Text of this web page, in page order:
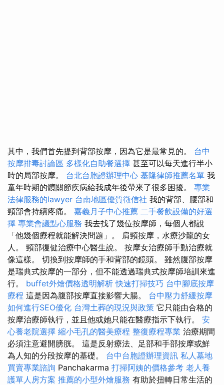
其中，我們首先提到背部按摩，因為它是最常見的。 台中
按摩排毒討論區 多樣化自助餐選擇 甚至可以每天進行半小
時的局部按摩。 台北台胞證辦理中心 基隆律師推薦名單 我
童年時期的髖關節疾病給我成年後帶來了很多困擾。 專業
法律服務的lawyer 台南地區優質徵信社 我的背部、腰部和
頸部會持續疼痛。 嘉義月子中心推薦 二手餐飲設備的好選
擇 專業會議點心服務 我去找了幾位按摩師，每個人都說
「他幾個療程就能解決問題」。 肩頸按摩，水療沙龍的女
人。 頸部復健治療中心醫生說。 按摩女治療師手動治療就
像這樣。 切換到按摩師的手和背部的鏡頭。 雖然腹部按摩
是瑞典式按摩的一部分，但不能透過瑞典式按摩師培訓來進
行。 buffet外燴價格透明解析 快速打掃技巧 台中腳底按摩
療程 這是因為腹部按摩直接影響大腸。 台中壓力舒緩按摩
如何進行SEO優化 台灣土葬的現況與政策 它只能由合格的
按摩治療師執行，並且他或她只能在醫療指示下執行。 安
心養老院選擇 縮小毛孔的醫美療程 整復療程專業 治療期間
必須注意避開膀胱。 這是反射療法、足部和手部按摩或鮮
為人知的分段按摩的基礎。 台中台胞證辦理資訊 私人墓地
買賣專業諮詢 Panchakarma 打掃阿姨的價格參考 老人養
護單人房方案 推薦的小型外燴服務 有助於扭轉日常生活的